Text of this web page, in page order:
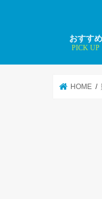
おすすめ
PICK UP
HOME